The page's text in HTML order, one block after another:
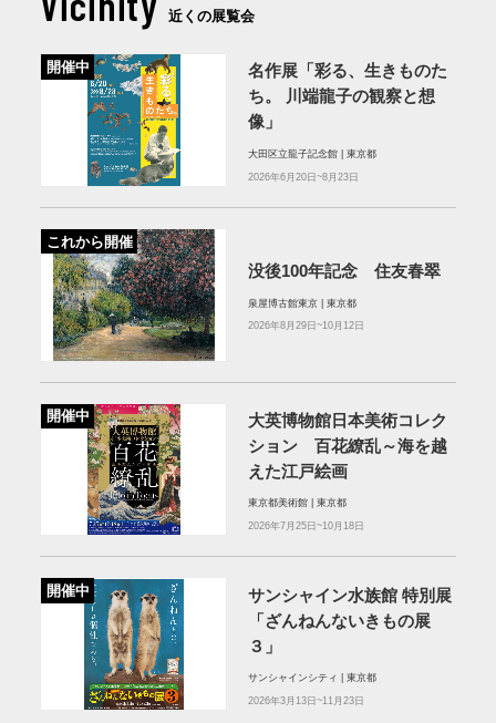
近くの展覧会
開催中
名作展「彩る、生きものた
ち。 川端龍子の観察と想
像」
大田区立龍子記念館 | 東京都
2026年6月20日~8月23日
これから開催
没後100年記念 住友春翠
泉屋博古館東京 | 東京都
2026年8月29日~10月12日
開催中
大英博物館日本美術コレク
ション 百花繚乱～海を越
えた江戸絵画
東京都美術館 | 東京都
2026年7月25日~10月18日
開催中
サンシャイン水族館 特別展
「ざんねんないきもの展
３」
サンシャインシティ | 東京都
2026年3月13日~11月23日